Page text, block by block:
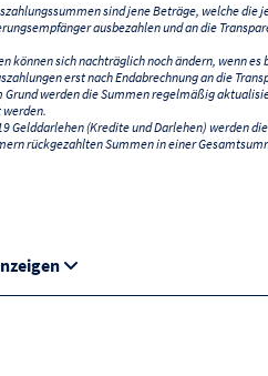
sind jene Beträge, welche
ausbezahlen und an die
können sich nachträglich noch ändern, wenn
erst nach Endabrechnung an die
Grund werden die Summen regelmäßig
Gelddarlehen (Kredite und Darlehen) werden
rückgezahlten Summen in einer